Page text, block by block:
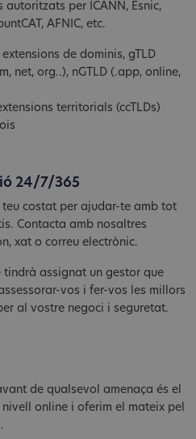
autoritzats per ICANN, Esnic,
AFNIC, etc.
de dominis, gTLD
net, org..), nGTLD (.app, online,
territorials (ccTLDs)
24/7/365
teu costat per ajudar-te amb tot
Contacta amb nosaltres
xat o correu electrònic.
tindrà assignat un gestor que
vos i fer-vos les millors
al vostre negoci i seguretat.
de qualsevol amenaça és el
online i oferim el mateix pel